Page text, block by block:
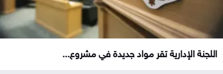
اللجنة الإدارية تقر مواد جديدة في مشروع...